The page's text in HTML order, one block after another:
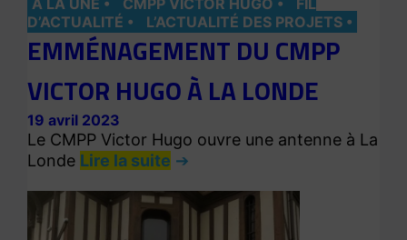
A LA UNE CMPP VICTOR HUGO
FIL
D’ACTUALITÉ
L’ACTUALITÉ DES PROJETS
EMMÉNAGEMENT DU CMPP
VICTOR HUGO À LA LONDE
19 avril 2023
Le CMPP Victor Hugo ouvre une antenne à La
Londe Lire la suite